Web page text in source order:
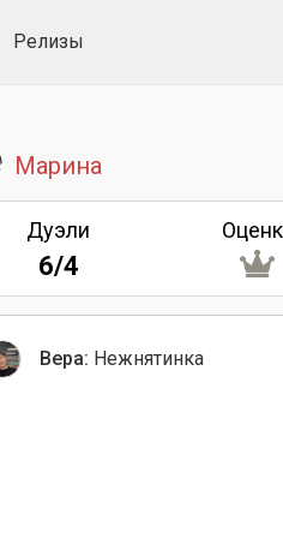
Релизы
Марина
Дуэли
6/4
Вера: Нежнятинка